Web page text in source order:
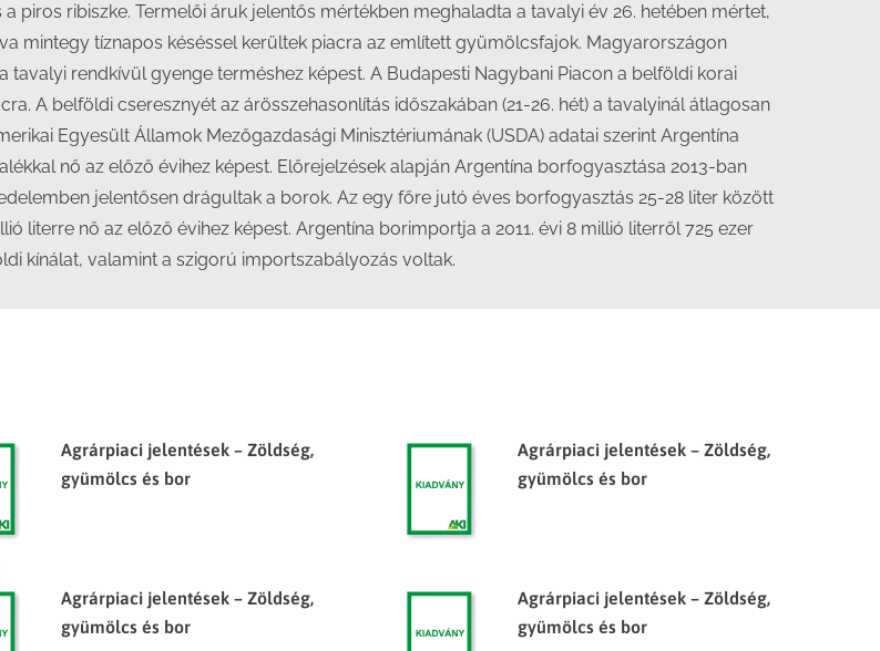
piros ribiszke. Termelői áruk jelentős mértékben meghaladta a tavalyi év 26. hetében mértet,
mintegy tíznapos késéssel kerültek piacra az említett gyümölcsfajok. Magyarországon
tavalyi rendkívül gyenge terméshez képest. A Budapesti Nagybani Piacon a belföldi korai
A belföldi cseresznyét az árösszehasonlítás időszakában (21-26. hét) a tavalyinál átlagosan
Egyesült Államok Mezőgazdasági Minisztériumának (USDA) adatai szerint Argentína
nő az előző évihez képest. Előrejelzések alapján Argentína borfogyasztása 2013-ban
jelentősen drágultak a borok. Az egy főre jutó éves borfogyasztás 25-28 liter között
literre nő az előző évihez képest. Argentína borimportja a 2011. évi 8 millió literről 725 ezer
kínálat, valamint a szigorú importszabályozás voltak.
Agrárpiaci jelentések – Zöldség,
gyümölcs és bor
Agrárpiaci jelentések – Zöldség,
gyümölcs és bor
Agrárpiaci jelentések – Zöldség,
gyümölcs és bor
Agrárpiaci jelentések – Zöldség,
gyümölcs és bor